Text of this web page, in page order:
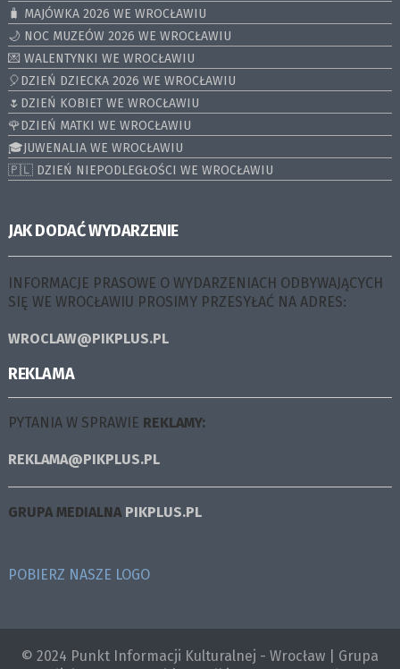
🧳 MAJÓWKA 2026 WE WROCŁAWIU
🌙 NOC MUZEÓW 2026 WE WROCŁAWIU
💌 WALENTYNKI WE WROCŁAWIU
🎈DZIEŃ DZIECKA 2026 WE WROCŁAWIU
🌷DZIEŃ KOBIET WE WROCŁAWIU
🌹DZIEŃ MATKI WE WROCŁAWIU
🎓JUWENALIA WE WROCŁAWIU
🇵🇱 DZIEŃ NIEPODLEGŁOŚCI WE WROCŁAWIU
JAK DODAĆ WYDARZENIE
INFORMACJE PRASOWE O WYDARZENIACH ODBYWAJĄCYCH
SIĘ WE WROCŁAWIU PROSIMY PRZESYŁAĆ NA ADRES:
WROCLAW@PIKPLUS.PL
REKLAMA
PYTANIA W SPRAWIE REKLAMY:
REKLAMA@PIKPLUS.PL
GRUPA MEDIALNA PIKPLUS.PL
POBIERZ NASZE LOGO
© 2024 Punkt Informacji Kulturalnej - Wrocław | Grupa